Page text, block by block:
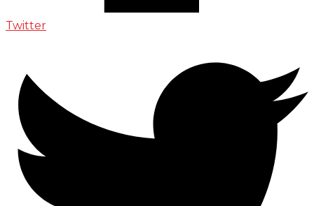
Twitter